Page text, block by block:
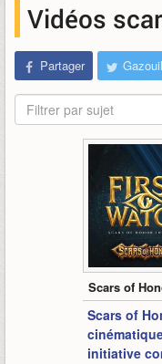
Vidéos
Partager
Filtrer par sujet
Scars of
Scars of
initiative